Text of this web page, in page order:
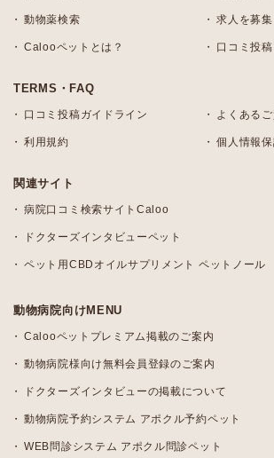
動物薬検索 求人を募
Calooペットとは？ 口コミ投稿
TERMS・FAQ
口コミ投稿ガイドライン よくあるご
利用規約 個人情報
関連サイト
病院口コミ検索サイトCaloo
ドクターズインタビューペット
ペット用CBDオイルサプリメント ペットノール
動物病院向けMENU
Calooペットプレミアム掲載のご案内
動物病院様向け無料会員登録のご案内
ドクターズインタビューの掲載について
動物病院予約システム アポクル予約ペット
WEB問診システム アポクル問診ペット